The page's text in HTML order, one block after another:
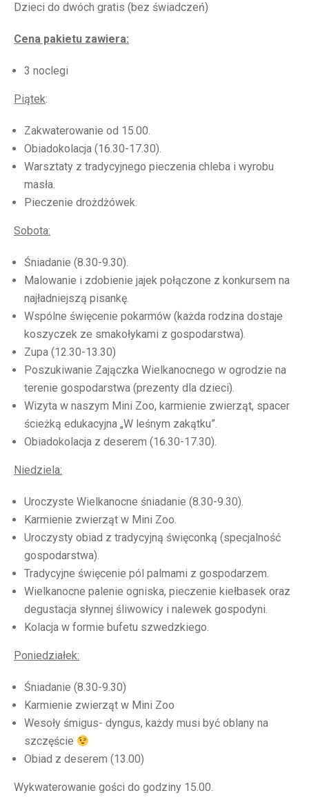
Dzieci do dwóch gratis (bez świadczeń)
Cena pakietu zawiera:
3 noclegi
Piątek:
Zakwaterowanie od 15.00.
Obiadokolacja (16.30-17.30).
Warsztaty z tradycyjnego pieczenia chleba i wyrobu
masła.
Pieczenie drożdżówek.
Sobota:
Śniadanie (8.30-9.30).
Malowanie i zdobienie jajek połączone z konkursem na
najładniejszą pisankę.
Wspólne święcenie pokarmów (każda rodzina dostaje
koszyczek ze smakołykami z gospodarstwa).
Zupa (12.30-13.30)
Poszukiwanie Zajączka Wielkanocnego w ogrodzie na
terenie gospodarstwa (prezenty dla dzieci).
Wizyta w naszym Mini Zoo, karmienie zwierząt, spacer
ścieżką edukacyjna „W leśnym zakątku”.
Obiadokolacja z deserem (16.30-17.30).
Niedziela:
Uroczyste Wielkanocne śniadanie (8.30-9.30).
Karmienie zwierząt w Mini Zoo.
Uroczysty obiad z tradycyjną święconką (specjalność
gospodarstwa).
Tradycyjne święcenie pól palmami z gospodarzem.
Wielkanocne palenie ogniska, pieczenie kiełbasek oraz
degustacja słynnej śliwowicy i nalewek gospodyni.
Kolacja w formie bufetu szwedzkiego.
Poniedziałek:
Śniadanie (8.30-9.30)
Karmienie zwierząt w Mini Zoo
Wesoły śmigus- dyngus, każdy musi być oblany na
szczęście
Obiad z deserem (13.00)
Wykwaterowanie gości do godziny 15.00.